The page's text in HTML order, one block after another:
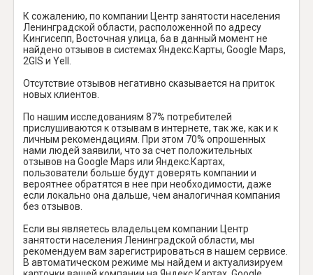
К сожалению, по компании Центр занятости населения
Ленинградской области, расположенной по адресу
Кингисепп, Восточная улица, 6а в данный момент не
найдено отзывов в системах Яндекс.Карты, Google Maps,
2GIS и Yell.
Отсутствие отзывов негативно сказывается на приток
новых клиентов.
По нашим исследованиям 87% потребителей
прислушиваются к отзывам в интернете, так же, как и к
личным рекомендациям. При этом 70% опрошенных
нами людей заявили, что за счет положительных
отзывов на Google Maps или Яндекс.Картах,
пользователи больше будут доверять компании и
вероятнее обратятся в нее при необходимости, даже
если локально она дальше, чем аналогичная компания
без отзывов.
Если вы являетесь владельцем компании Центр
занятости населения Ленинградской области, мы
рекомендуем вам зарегистрироваться в нашем сервисе.
В автоматическом режиме мы найдем и актуализируем